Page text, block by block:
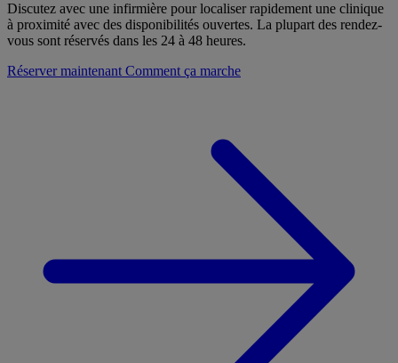
Discutez avec une infirmière pour localiser rapidement une clinique
à proximité avec des disponibilités ouvertes. La plupart des rendez-
vous sont réservés dans les 24 à 48 heures.
Réserver maintenant Comment ça marche